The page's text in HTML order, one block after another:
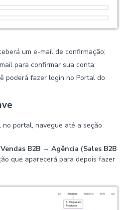
um e-mail de confirmação;
para confirmar sua conta;
poderá fazer login no Portal do
portal, navegue até a seção
B2B → Agência (Sales B2B
que aparecerá para depois fazer